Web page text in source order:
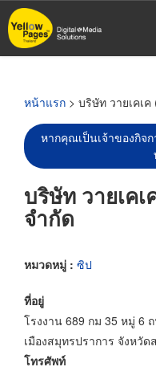
ข้าม
ไป
หน้าแรก > บริษัท วายเคเ
หากคุณเป็นเจ้าของกิจ
บริษัท วายเคเ
จำกัด
หมวดหมู่ : ซิป
ที่อยู่
โรงงาน 689 กม 35 หมู่ 6
เมืองสมุทรปราการ จังหวั
โทรศัพท์